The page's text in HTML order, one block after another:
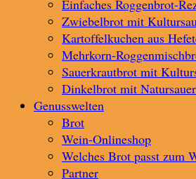
Einfaches Roggenbrot-
Zwiebelbrot mit
Kartoffelkuchen aus
Mehrkorn-
Sauerkrautbrot mit
Dinkelbrot mit
Genusswelten
Brot
Wein-Onlineshop
Welches Brot passt zum
Partner